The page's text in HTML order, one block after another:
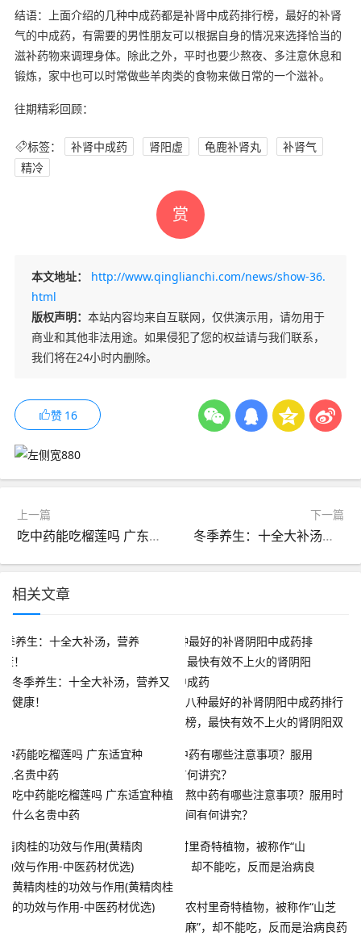
结语：上面介绍的几种中成药都是补肾中成药排行榜，最好的补肾
气的中成药，有需要的男性朋友可以根据自身的情况来选择恰当的
滋补药物来调理身体。除此之外，平时也要少熬夜、多注意休息和
锻炼，家中也可以时常做些羊肉类的食物来做日常的一个滋补。
往期精彩回顾：
标签： 补肾中成药 肾阳虚 龟鹿补肾丸
补肾气
精冷
赏
本文地址：
http://www.qinglianchi.com/news/show-36.
html
版权声明： 本站内容均来自互联网，仅供演示用，请勿用于
商业和其他非法用途。如果侵犯了您的权益请与我们联系，
我们将在24小时内删除。
赞 16
上一篇
吃中药能吃榴莲吗 广东适宜种植什么名贵中药
下一篇
冬季养生：十全大补汤，营养又健康！
相关文章
冬季养生：十全大补汤，营养又
健康！
八种最好的补肾阴阳中成药排行
榜，最快有效不上火的肾阴阳双
吃中药能吃榴莲吗 广东适宜种植
什么名贵中药
熬中药有哪些注意事项？服用时
间有何讲究？
黄精肉桂的功效与作用(黄精肉桂
的功效与作用-中医药材优选)
农村里奇特植物，被称作“山芝
麻”，却不能吃，反而是治病良药